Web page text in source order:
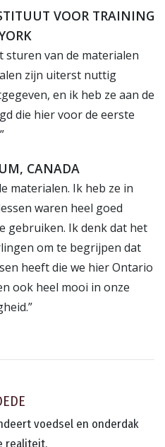
VOOR TRAINING
sturen van de materialen
zijn uiterst nuttig
en ik heb ze aan de
die hier voor de eerste
CANADA
materialen. Ik heb ze in
waren heel goed
gebruiken. Ik denk dat het
om te begrijpen dat
heeft die we hier Ontario
ook heel mooi in onze
voedsel en onderdak